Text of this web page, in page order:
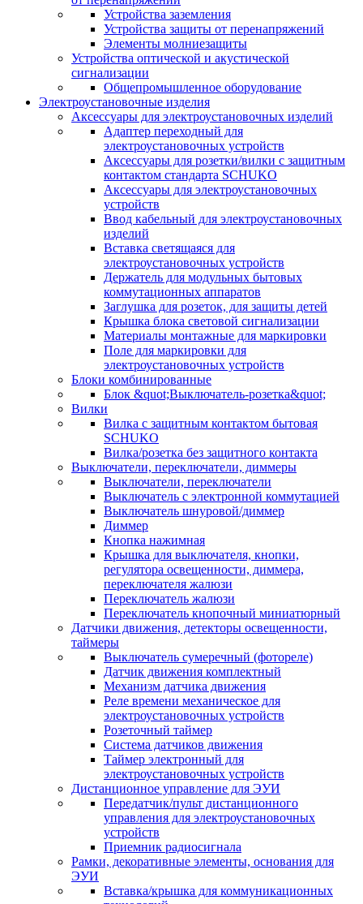
Устройства заземления
Устройства защиты от перенапряжений
Элементы молниезащиты
Устройства оптической и акустической
сигнализации
Общепромышленное оборудование
Электроустановочные изделия
Аксессуары для электроустановочных изделий
Адаптер переходный для
электроустановочных устройств
Аксессуары для розетки/вилки с защитным
контактом стандарта SCHUKO
Аксессуары для электроустановочных
устройств
Ввод кабельный для электроустановочных
изделий
Вставка светящаяся для
электроустановочных устройств
Держатель для модульных бытовых
коммутационных аппаратов
Заглушка для розеток, для защиты детей
Крышка блока световой сигнализации
Материалы монтажные для маркировки
Поле для маркировки для
электроустановочных устройств
Блоки комбинированные
Блок &quot;Выключатель-розетка&quot;
Вилки
Вилка с защитным контактом бытовая
SCHUKO
Вилка/розетка без защитного контакта
Выключатели, переключатели, диммеры
Выключатели, переключатели
Выключатель с электронной коммутацией
Выключатель шнуровой/диммер
Диммер
Кнопка нажимная
Крышка для выключателя, кнопки,
регулятора освещенности, диммера,
переключателя жалюзи
Переключатель жалюзи
Переключатель кнопочный миниатюрный
Датчики движения, детекторы освещенности,
таймеры
Выключатель сумеречный (фотореле)
Датчик движения комплектный
Механизм датчика движения
Реле времени механическое для
электроустановочных устройств
Розеточный таймер
Система датчиков движения
Таймер электронный для
электроустановочных устройств
Дистанционное управление для ЭУИ
Передатчик/пульт дистанционного
управления для электроустановочных
устройств
Приемник радиосигнала
Рамки, декоративные элементы, основания для
ЭУИ
Вставка/крышка для коммуникационных